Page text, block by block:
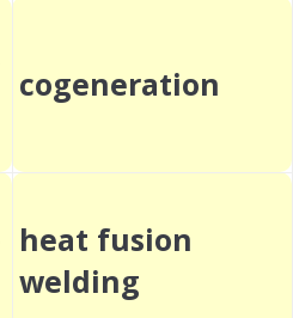
cogeneration
heat fusion
welding